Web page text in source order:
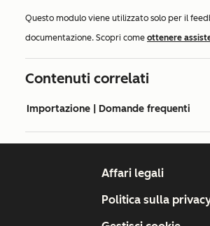
Questo modulo viene utilizzato solo per il
documentazione. Scopri come ottenere
Contenuti correlati
Importazione | Domande frequenti
Affari legali
Politica sulla